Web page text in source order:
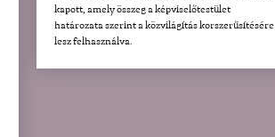
kapott, amely összeg a képviselőtestület
határozata szerint a közvilágítás korszerűsítésére
lesz felhasználva.